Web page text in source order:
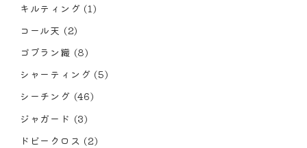
キルティング (1)
コール天 (2)
ゴブラン織 (8)
シャーティング (5)
シーチング (46)
ジャガード (3)
ドビークロス (2)